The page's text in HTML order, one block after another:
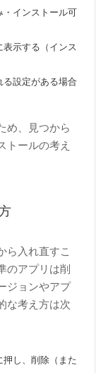
・インストール可
表示する（インス
る設定がある場合
め、見つから
トールの考え
ら入れ直すこ
のアプリは削
ジョンやアプ
な考え方は次
押し、削除（また